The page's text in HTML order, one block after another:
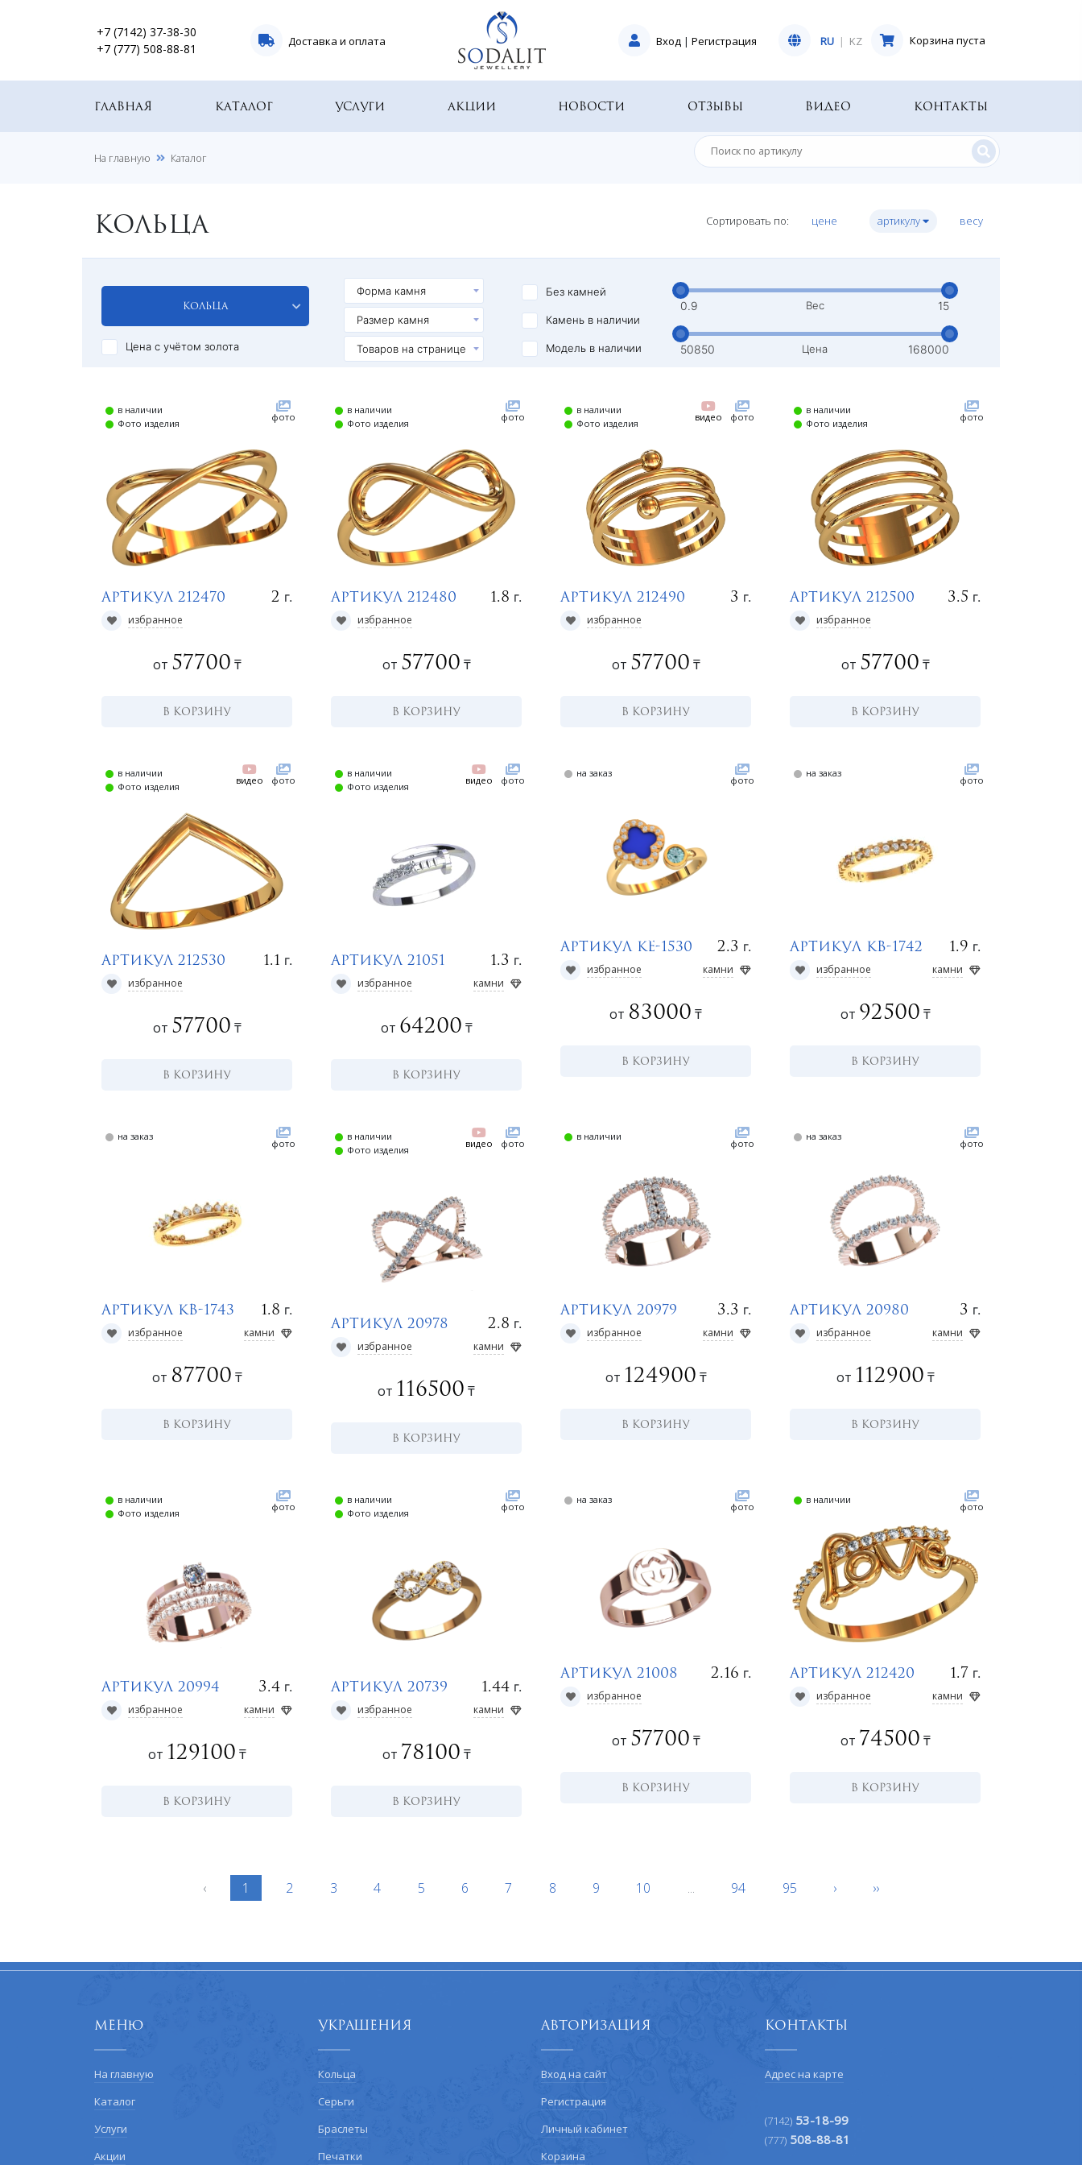
+7 (7142) 37-38-30
+7 (777) 508-88-81
Доставка и оплата Вход |Регистрация RU | KZ Корзина пуста
Главная Каталог Услуги Акции Новости Отзывы Видео Контакты
На главную Каталог
КОЛЬЦА Сортировать по: цене артикулу весу
Кольца
Цена с учётом золота
Без камней
Камень в наличии
Модель в наличии
Вес
Цена
в наличии
Фото изделия
фото
Артикул 212470 2 г.
избранное
от 57700 ₸
В КОРЗИНУ
в наличии
Фото изделия
фото
Артикул 212480 1.8 г.
избранное
от 57700 ₸
В КОРЗИНУ
в наличии
Фото изделия
видео фото
Артикул 212490 3 г.
избранное
от 57700 ₸
В КОРЗИНУ
в наличии
Фото изделия
фото
Артикул 212500 3.5 г.
избранное
от 57700 ₸
В КОРЗИНУ
в наличии
Фото изделия
видео фото
Артикул 212530 1.1 г.
избранное
от 57700 ₸
В КОРЗИНУ
в наличии
Фото изделия
видео фото
Артикул 21051 1.3 г.
избранное камни
от 64200 ₸
В КОРЗИНУ
на заказ
фото
Артикул КЕ-1530 2.3 г.
избранное камни
от 83000 ₸
В КОРЗИНУ
на заказ
фото
Артикул КВ-1742 1.9 г.
избранное камни
от 92500 ₸
В КОРЗИНУ
на заказ
фото
Артикул КВ-1743 1.8 г.
избранное камни
от 87700 ₸
В КОРЗИНУ
в наличии
Фото изделия
видео фото
Артикул 20978 2.8 г.
избранное камни
от 116500 ₸
В КОРЗИНУ
в наличии
фото
Артикул 20979 3.3 г.
избранное камни
от 124900 ₸
В КОРЗИНУ
на заказ
фото
Артикул 20980 3 г.
избранное камни
от 112900 ₸
В КОРЗИНУ
в наличии
Фото изделия
фото
Артикул 20994 3.4 г.
избранное камни
от 129100 ₸
В КОРЗИНУ
в наличии
Фото изделия
фото
Артикул 20739 1.44 г.
избранное камни
от 78100 ₸
В КОРЗИНУ
на заказ
фото
Артикул 21008 2.16 г.
избранное
от 57700 ₸
В КОРЗИНУ
в наличии
фото
Артикул 212420 1.7 г.
избранное камни
от 74500 ₸
В КОРЗИНУ
‹ 1 2 3 4 5 6 7 8 9 10 ... 94 95 › ››
Меню
На главную
Каталог
Услуги
Акции
Украшения
Кольца
Серьги
Браслеты
Печатки
Авторизация
Вход на сайт
Регистрация
Личный кабинет
Корзина
Контакты
Адрес на карте
(7142)53-18-99
(777)508-88-81